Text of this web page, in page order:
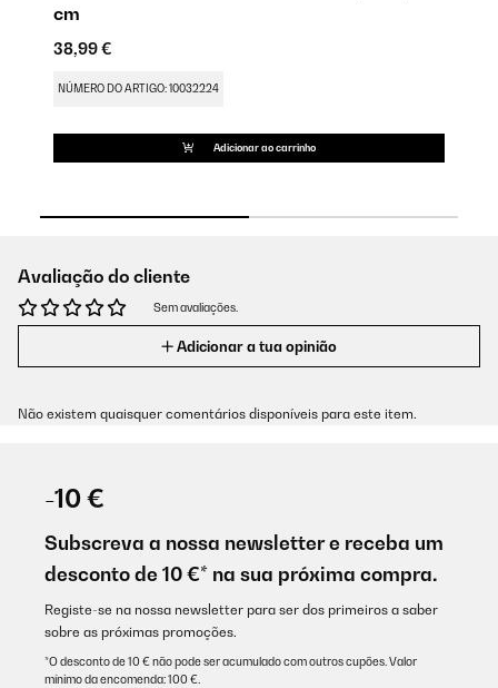
cm
38,99 €
NÚMERO DO ARTIGO: 10032224
Adicionar ao carrinho
Avaliação do cliente
Sem avaliações.
Adicionar a tua opinião
Não existem quaisquer comentários disponíveis para este item.
-10 €
Subscreva a nossa newsletter e receba um
desconto de 10 €* na sua próxima compra.
Registe-se na nossa newsletter para ser dos primeiros a saber
sobre as próximas promoções.
*O desconto de 10 € não pode ser acumulado com outros cupões. Valor
mínimo da encomenda: 100 €.